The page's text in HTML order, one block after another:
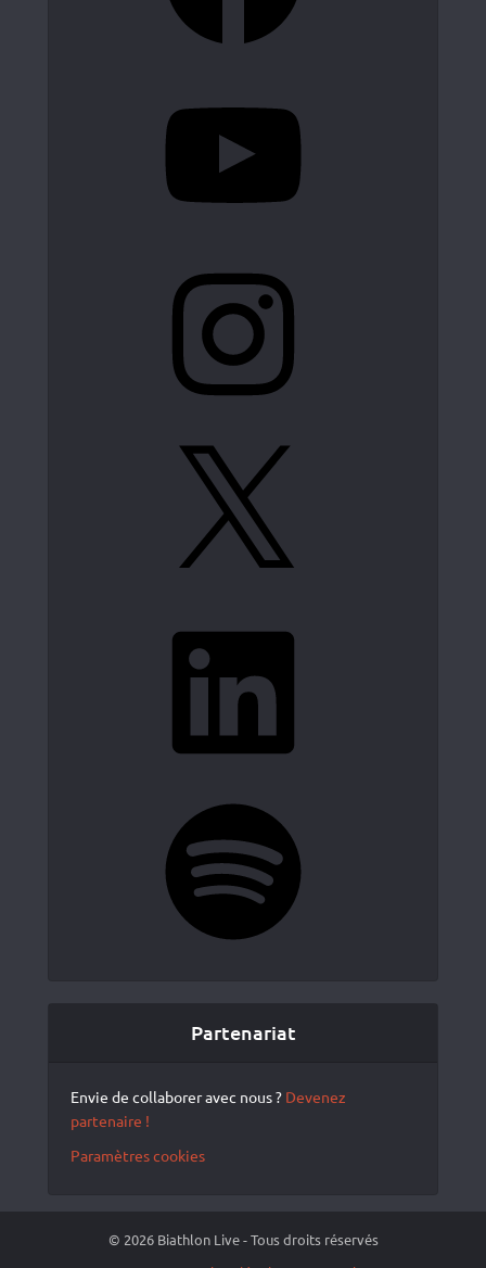
Partenariat
Envie de collaborer avec nous ? Devenez
partenaire !
Paramètres cookies
© 2026 Biathlon Live - Tous droits réservés